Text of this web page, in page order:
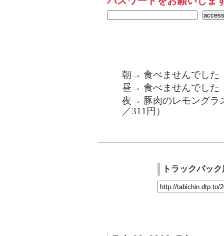
朝→ 食べませんでした
昼→ 食べませんでした
夜→ 豚肉のレモングラ
／311円）
トラックバッ